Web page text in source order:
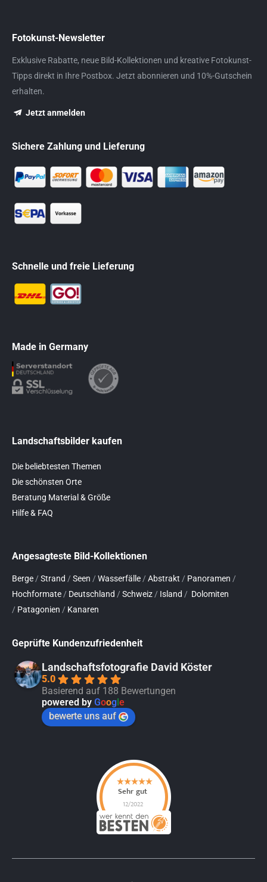
Fotokunst-Newsletter
Exklusive Rabatte, neue Bild-Kollektionen und kreative Fotokunst-
Tipps direkt in Ihre Postbox. Jetzt abonnieren und 10%-Gutschein
erhalten.
Jetzt anmelden
Sichere Zahlung und Lieferung
Schnelle und freie Lieferung
Made in Germany
Landschaftsbilder kaufen
Die beliebtesten Themen
Die schönsten Orte
Beratung Material & Größe
Hilfe & FAQ
Angesagteste Bild-Kollektionen
Berge / Strand / Seen / Wasserfälle / Abstrakt / Panoramen /
Hochformate / Deutschland / Schweiz / Island / Dolomiten
/ Patagonien / Kanaren
Geprüfte Kundenzufriedenheit
Landschaftsfotografie David Köster
5.0
Basierend auf 188 Bewertungen
powered by Google
bewerte uns auf